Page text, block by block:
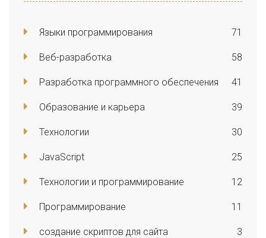
Языки программирования 71
Веб-разработка 58
Разработка программного обеспечения 41
Образование и карьера 39
Технологии 30
JavaScript 25
Технологии и программирование 12
Программирование 11
создание скриптов для сайта 3